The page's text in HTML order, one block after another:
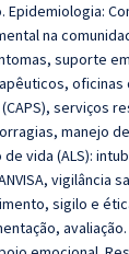
Epidemiologia:
na
suporte
oficinas
serviços
manejo
vida (ALS):
vigilância
sigilo e
avaliação.